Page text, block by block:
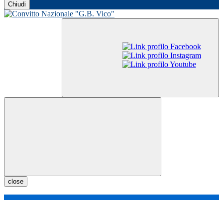
Chiudi
close